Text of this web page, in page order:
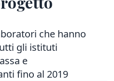
che hanno
gli istituti
e
fino al 2019